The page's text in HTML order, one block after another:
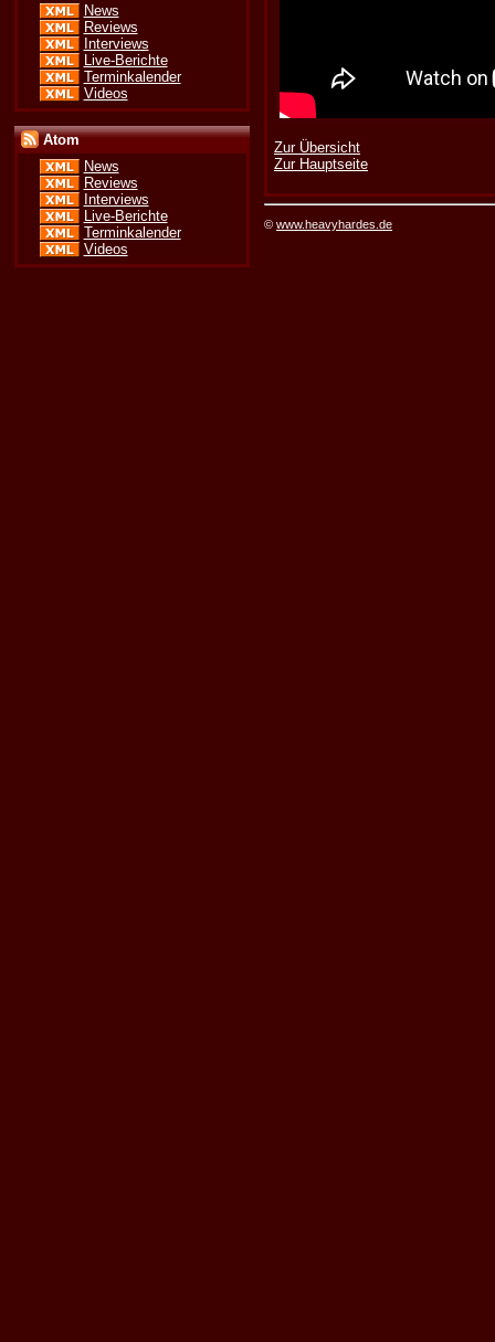
News
Reviews
Interviews
Live-Berichte
Terminkalender
Videos
Atom
News
Reviews
Interviews
Live-Berichte
Terminkalender
Videos
Zur Übersicht
Zur Hauptseite
©www.heavyhardes.de